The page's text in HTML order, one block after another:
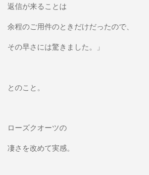
返信が来ることは
余程のご用件のときだけだったので、
その早さには驚きました。」
とのこと。
ローズクオーツの
凄さを改めて実感。